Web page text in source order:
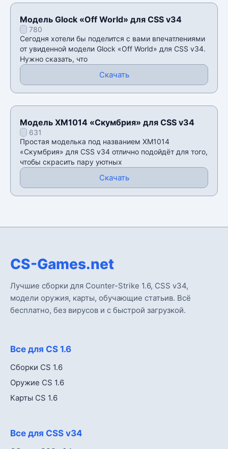
Модель Glock «Off World» для CSS v34
780
Сегодня хотели бы поделится с вами впечатлениями
от увиденной модели Glock «Off World» для CSS v34.
Нужно сказать, что
Скачать
Модель XM1014 «Скумбрия» для CSS v34
631
Простая моделька под названием XM1014
«Скумбрия» для CSS v34 отлично подойдёт для того,
чтобы скрасить пару уютных
Скачать
CS-Games.net
Лучшие сборки для Counter-Strike 1.6, CSS v34,
модели оружия, карты, обучающие статьив. Всё
бесплатно, без вирусов и с быстрой загрузкой.
Все для CS 1.6
Сборки CS 1.6
Оружие CS 1.6
Карты CS 1.6
Все для CSS v34